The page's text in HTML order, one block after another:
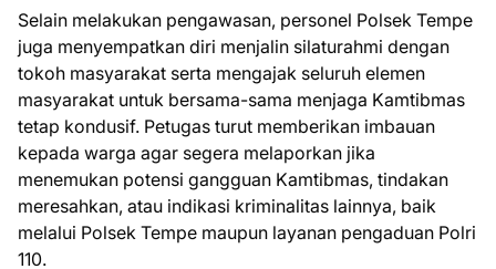
Selain melakukan pengawasan, personel Polsek Tempe
juga menyempatkan diri menjalin silaturahmi dengan
tokoh masyarakat serta mengajak seluruh elemen
masyarakat untuk bersama-sama menjaga Kamtibmas
tetap kondusif. Petugas turut memberikan imbauan
kepada warga agar segera melaporkan jika
menemukan potensi gangguan Kamtibmas, tindakan
meresahkan, atau indikasi kriminalitas lainnya, baik
melalui Polsek Tempe maupun layanan pengaduan Polri
110.